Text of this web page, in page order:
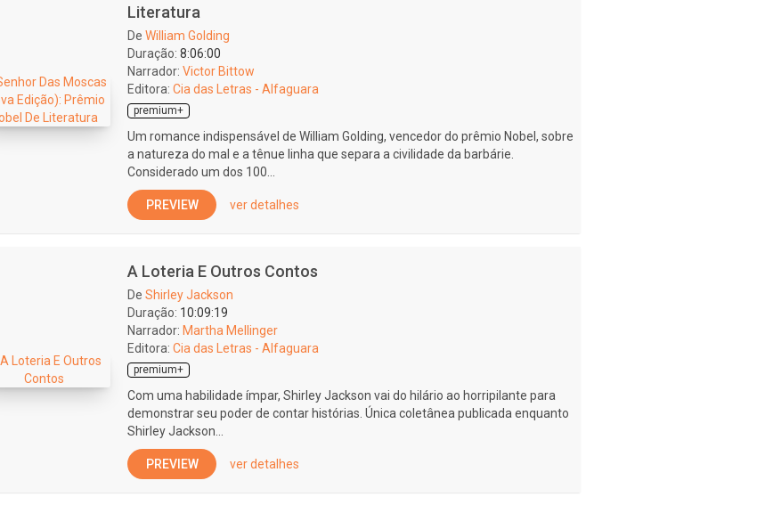
Literatura
De William Golding
Duração: 8:06:00
Narrador: Victor Bittow
Editora: Cia das Letras - Alfaguara
premium+
Um romance indispensável de William Golding, vencedor do prêmio Nobel, sobre
a natureza do mal e a tênue linha que separa a civilidade da barbárie.
Considerado um dos 100...
PREVIEW ver detalhes
A Loteria E Outros Contos
De Shirley Jackson
Duração: 10:09:19
Narrador: Martha Mellinger
Editora: Cia das Letras - Alfaguara
premium+
Com uma habilidade ímpar, Shirley Jackson vai do hilário ao horripilante para
demonstrar seu poder de contar histórias. Única coletânea publicada enquanto
Shirley Jackson...
PREVIEW ver detalhes